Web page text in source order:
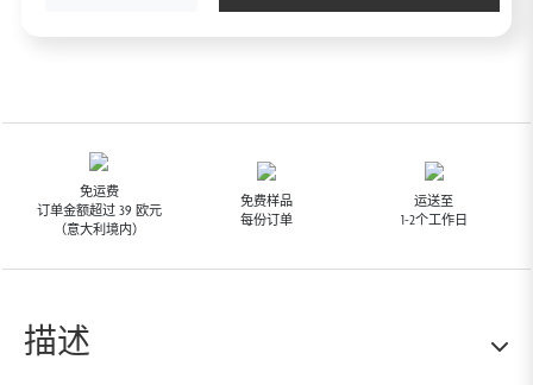
免运费
订单金额超过 39 欧元
（意大利境内）
免费样品
每份订单
运送至
1-2个工作日
描述